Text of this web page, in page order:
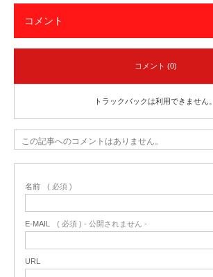
コメント
コメント (0)
トラックバックは利用できません。
この記事へのコメントはありません。
名前 ( 必須 )
E-MAIL ( 必須 ) - 公開されません -
URL